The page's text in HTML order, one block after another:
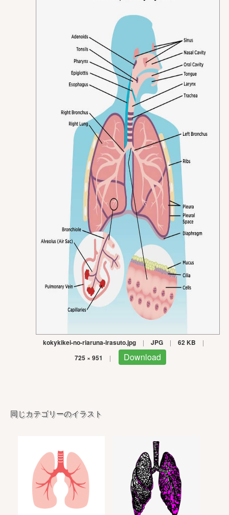
kokykikei-no-riaruna-irasuto.jpg | JPG | 62 KB |
725 × 951 | Download
同じカテゴリーのイラスト